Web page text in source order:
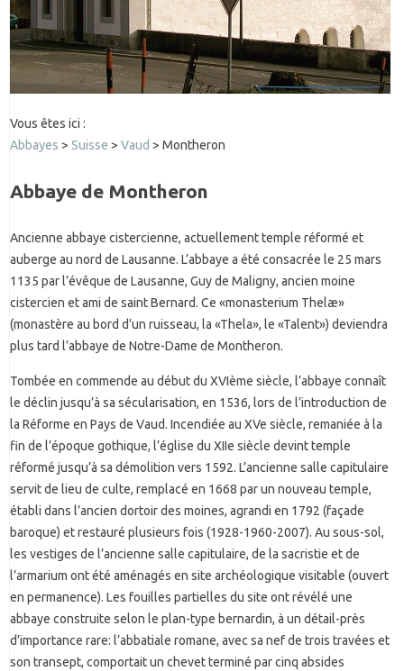
Vous êtes ici :
Abbayes > Suisse > Vaud > Montheron
Abbaye de Montheron
Ancienne abbaye cistercienne, actuellement temple réformé et
auberge au nord de Lausanne. L’abbaye a été consacrée le 25 mars
1135 par l’évêque de Lausanne, Guy de Maligny, ancien moine
cistercien et ami de saint Bernard. Ce «monasterium Thelæ»
(monastère au bord d’un ruisseau, la «Thela», le «Talent») deviendra
plus tard l’abbaye de Notre-Dame de Montheron.
Tombée en commende au début du XVIème siècle, l’abbaye connaît
le déclin jusqu’à sa sécularisation, en 1536, lors de l’introduction de
la Réforme en Pays de Vaud. Incendiée au XVe siècle, remaniée à la
fin de l’époque gothique, l’église du XIIe siècle devint temple
réformé jusqu’à sa démolition vers 1592. L’ancienne salle capitulaire
servit de lieu de culte, remplacé en 1668 par un nouveau temple,
établi dans l’ancien dortoir des moines, agrandi en 1792 (façade
baroque) et restauré plusieurs fois (1928-1960-2007). Au sous-sol,
les vestiges de l’ancienne salle capitulaire, de la sacristie et de
l’armarium ont été aménagés en site archéologique visitable (ouvert
en permanence). Les fouilles partielles du site ont révélé une
abbaye construite selon le plan-type bernardin, à un détail-près
d’importance rare: l’abbatiale romane, avec sa nef de trois travées et
son transept, comportait un chevet terminé par cinq absides